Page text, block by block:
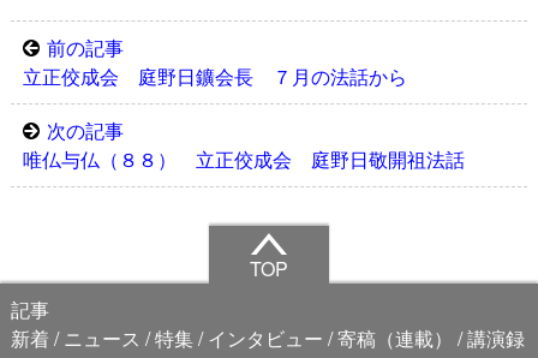
前の記事
立正佼成会 庭野日鑛会長 ７月の法話から
次の記事
唯仏与仏（８８） 立正佼成会 庭野日敬開祖法話
TOP
記事
新着
ニュース 特集 インタビュー 寄稿（連載）
講演録